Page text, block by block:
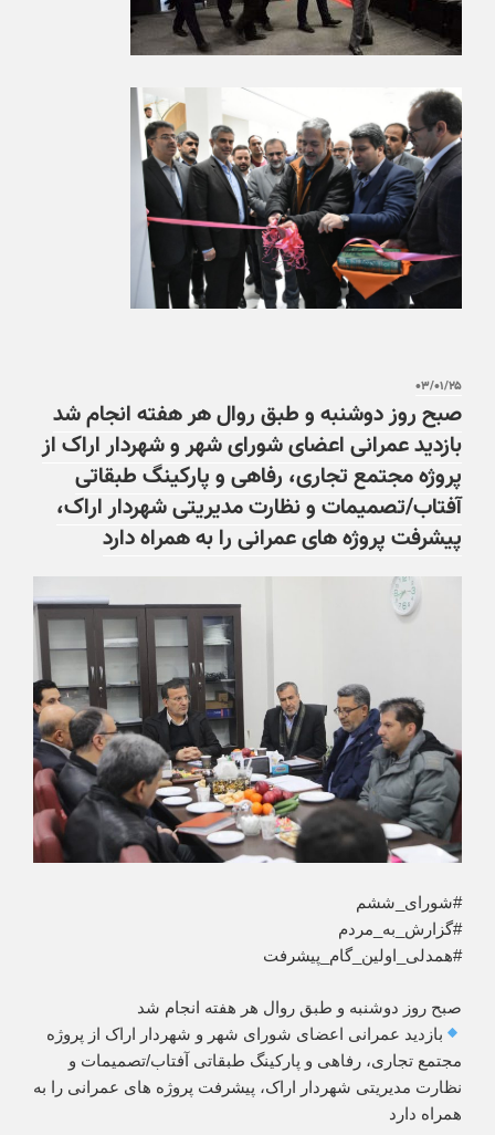
۰۳/۰۱/۲۵
صبح روز دوشنبه و طبق روال هر هفته انجام شد
بازدید عمرانی اعضای شورای شهر و شهردار اراک از
پروژه مجتمع تجاری، رفاهی و پارکینگ طبقاتی
آفتاب/تصمیمات و نظارت مدیریتی شهردار اراک،
پیشرفت پروژه های عمرانی را به همراه دارد
#شورای_ششم
#گزارش_به_مردم
#همدلی_اولین_گام_پیشرفت
صبح روز دوشنبه و طبق روال هر هفته انجام شد
بازدید عمرانی اعضای شورای شهر و شهردار اراک از پروژه
مجتمع تجاری، رفاهی و پارکینگ طبقاتی آفتاب/تصمیمات و
نظارت مدیریتی شهردار اراک، پیشرفت پروژه های عمرانی را به
همراه دارد